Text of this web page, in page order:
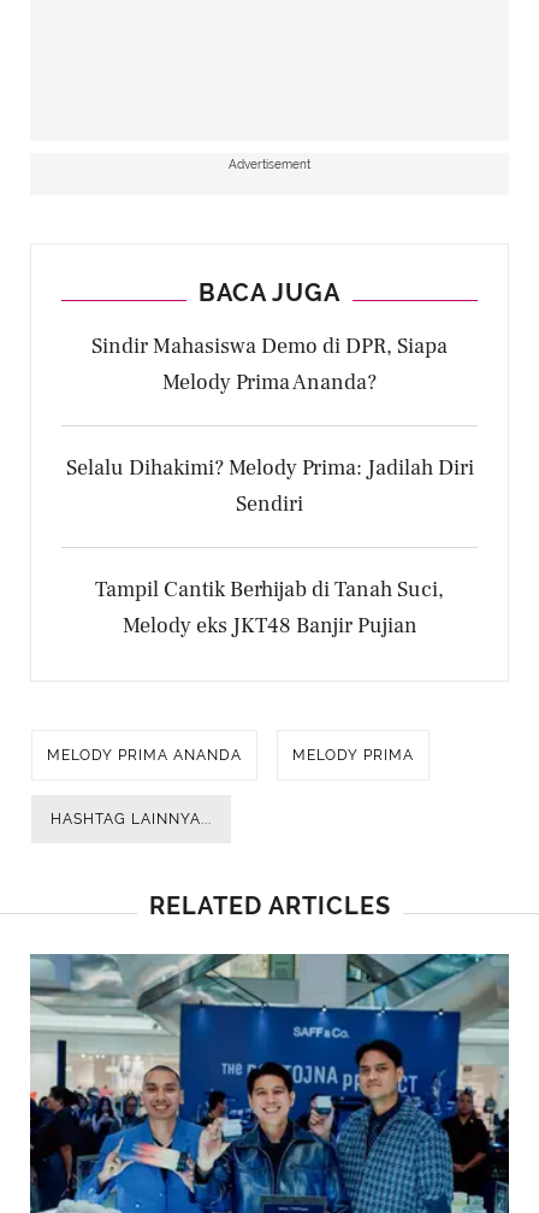
Advertisement
BACA JUGA
Sindir Mahasiswa Demo di DPR, Siapa
Melody Prima Ananda?
Selalu Dihakimi? Melody Prima: Jadilah Diri
Sendiri
Tampil Cantik Berhijab di Tanah Suci,
Melody eks JKT48 Banjir Pujian
MELODY PRIMA ANANDA MELODY PRIMA
HASHTAG LAINNYA...
RELATED ARTICLES